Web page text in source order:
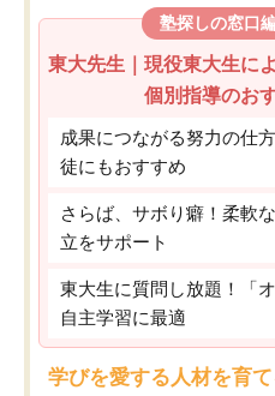
塾探しの窓口
東大先生｜現役東大生に
個別指導のお
成果につながる努力の仕
徒にもおすすめ
さらば、サボり癖！柔軟
立をサポート
東大生に質問し放題！「
自主学習に最適
学びを愛する人材を育